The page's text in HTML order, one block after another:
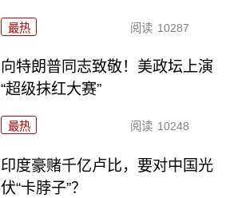
最热 阅读 10287
向特朗普同志致敬！美政坛上演
“超级抹红大赛”
最热 阅读 10248
印度豪赌千亿卢比，要对中国光
伏“卡脖子”？